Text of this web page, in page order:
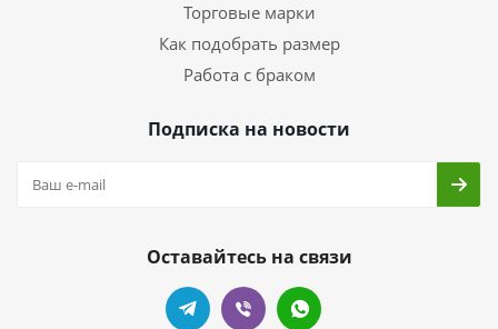
Торговые марки
Как подобрать размер
Работа с браком
Подписка на новости
Оставайтесь на связи